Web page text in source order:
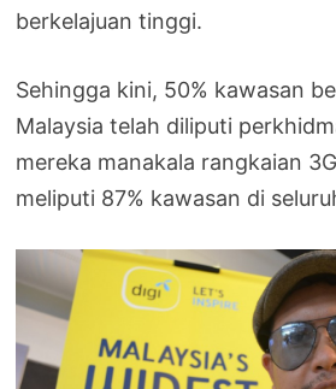
berkelajuan tinggi.
Sehingga kini, 50% kawasan
Malaysia telah diliputi
mereka manakala rangkaian
meliputi 87% kawasan di